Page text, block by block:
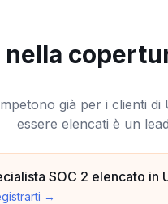
nella
già per i clienti
essere elencati è un
SOC 2 elencato in
→